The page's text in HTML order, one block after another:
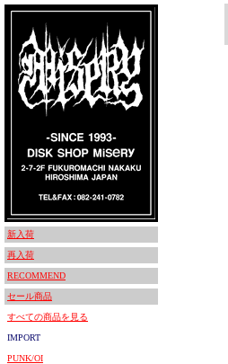
新入荷
再入荷
RECOMMEND
セール商品
すべての商品を見る
IMPORT
PUNK/OI